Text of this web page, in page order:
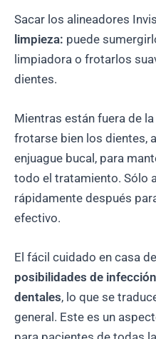
Sacar los alineadores
limpieza: puede
limpiadora o frotarlos
dientes.
Mientras están fuera de
frotarse bien los dientes,
enjuague bucal, para
todo el tratamiento. Sólo
rápidamente después
efectivo.
El fácil cuidado en casa
posibilidades de
dentales, lo que se
general. Este es un